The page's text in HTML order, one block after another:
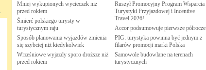
Mniej wykupionych wycieczek niż
przed rokiem
Śmierć polskiego turysty w
turystycznym raju
Sposób planowania wyjazdów zmienia
się szybciej niż kiedykolwiek
Wrześniowe wyjazdy sporo droższe niż
przed rokiem
Ruszył Promocyjny Program Wsparcia
Turystyki Przyjazdowej i Incentive
Travel 2026!
Accor podsumowuje pierwsze półrocze
PIG: turystyka powinna być jednym z
filarów promocji marki Polska
Samowole budowlane na terenach
turystycznych